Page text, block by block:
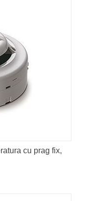
cu prag fix,